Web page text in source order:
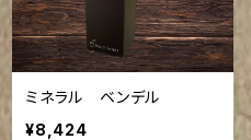
ミネラル ベンデル
¥8,424